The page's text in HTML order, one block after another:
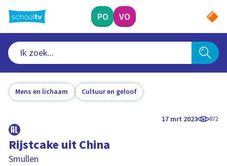
naar
hoofdinhoud
PO VO
Mens en lichaam Cultuur en geloof
17 mrt 2023 872
Rijstcake uit China
Smullen